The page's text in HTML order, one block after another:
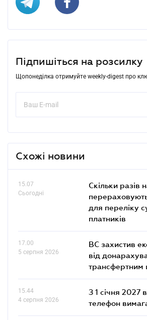
Підпишіться на розсилку
Щопонеділка отримуйте weekly-digest про
Схожі новини
15.07
Сьогодні
Скільки разів
для переліку
платників
17.00
5 серпня 2026
ВС захистив
від
трансфертним
15.44
4 серпня 2026
З 1 січня 2027
телефон